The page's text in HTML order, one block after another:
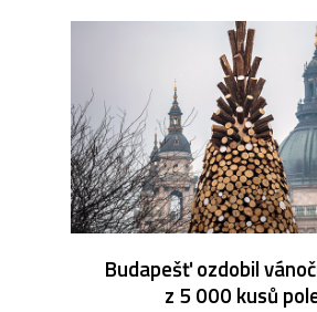
Budapešť ozdobil
z 5 000 kusů